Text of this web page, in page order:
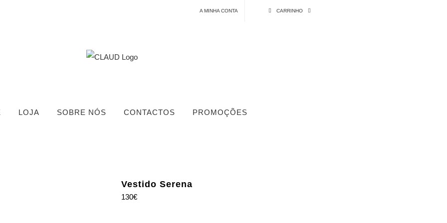
A MINHA CONTA CARRINHO
LOJA SOBRE NÓS CONTACTOS PROMOÇÕES
Vestido Serena
130€